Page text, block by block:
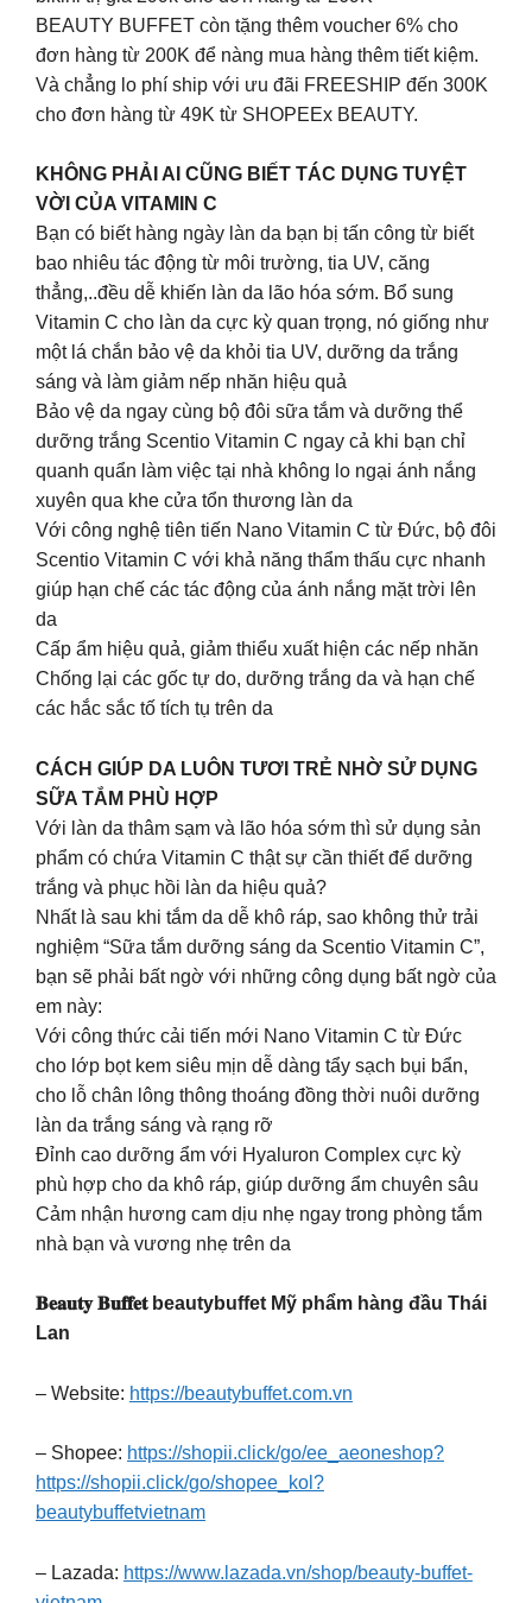
BEAUTY BUFFET còn tặng thêm voucher 6% cho
đơn hàng từ 200K để nàng mua hàng thêm tiết kiệm.
Và chẳng lo phí ship với ưu đãi FREESHIP đến 300K
cho đơn hàng từ 49K từ SHOPEEx BEAUTY.
KHÔNG PHẢI AI CŨNG BIẾT TÁC DỤNG TUYỆT
VỜI CỦA VITAMIN C
Bạn có biết hàng ngày làn da bạn bị tấn công từ biết
bao nhiêu tác động từ môi trường, tia UV, căng
thẳng,..đều dễ khiến làn da lão hóa sớm. Bổ sung
Vitamin C cho làn da cực kỳ quan trọng, nó giống như
một lá chắn bảo vệ da khỏi tia UV, dưỡng da trắng
sáng và làm giảm nếp nhăn hiệu quả
Bảo vệ da ngay cùng bộ đôi sữa tắm và dưỡng thể
dưỡng trắng Scentio Vitamin C ngay cả khi bạn chỉ
quanh quẩn làm việc tại nhà không lo ngại ánh nắng
xuyên qua khe cửa tổn thương làn da
Với công nghệ tiên tiến Nano Vitamin C từ Đức, bộ đôi
Scentio Vitamin C với khả năng thẩm thấu cực nhanh
giúp hạn chế các tác động của ánh nắng mặt trời lên
da
Cấp ẩm hiệu quả, giảm thiểu xuất hiện các nếp nhăn
Chống lại các gốc tự do, dưỡng trắng da và hạn chế
các hắc sắc tố tích tụ trên da
CÁCH GIÚP DA LUÔN TƯƠI TRẺ NHỜ SỬ DỤNG
SỮA TẮM PHÙ HỢP
Với làn da thâm sạm và lão hóa sớm thì sử dụng sản
phẩm có chứa Vitamin C thật sự cần thiết để dưỡng
trắng và phục hồi làn da hiệu quả?
Nhất là sau khi tắm da dễ khô ráp, sao không thử trải
nghiệm “Sữa tắm dưỡng sáng da Scentio Vitamin C”,
bạn sẽ phải bất ngờ với những công dụng bất ngờ của
em này:
Với công thức cải tiến mới Nano Vitamin C từ Đức
cho lớp bọt kem siêu mịn dễ dàng tẩy sạch bụi bẩn,
cho lỗ chân lông thông thoáng đồng thời nuôi dưỡng
làn da trắng sáng và rạng rỡ
Đỉnh cao dưỡng ẩm với Hyaluron Complex cực kỳ
phù hợp cho da khô ráp, giúp dưỡng ẩm chuyên sâu
Cảm nhận hương cam dịu nhẹ ngay trong phòng tắm
nhà bạn và vương nhẹ trên da
𝐁𝐞𝐚𝐮𝐭𝐲 𝐁𝐮𝐟𝐟𝐞𝐭 beautybuffet Mỹ phẩm hàng đầu Thái
Lan
– Website: https://beautybuffet.com.vn
– Shopee: https://shopii.click/go/ee_aeoneshop?
https://shopii.click/go/shopee_kol?
beautybuffetvietnam
– Lazada: https://www.lazada.vn/shop/beauty-buffet-